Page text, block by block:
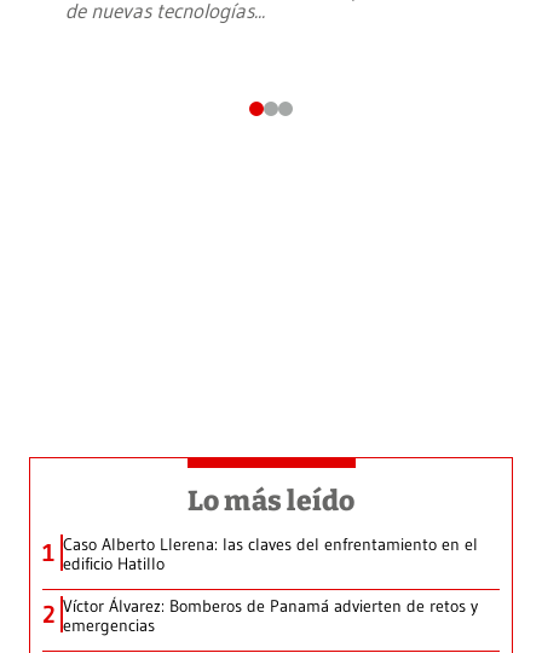
de nuevas tecnologías...
Lo más leído
1 Caso Alberto Llerena: las claves del enfrentamiento en el
edificio Hatillo
2 Víctor Álvarez: Bomberos de Panamá advierten de retos y
emergencias